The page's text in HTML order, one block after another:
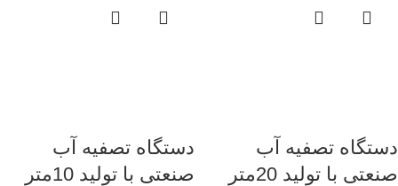
دستگاه تصفیه آب
صنعتی با تولید 20متر
دستگاه تصفیه آب
صنعتی با تولید 10متر